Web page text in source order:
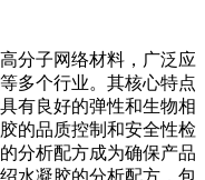
分子网络材料，广泛应
多个行业。其核心特点
有良好的弹性和生物相
的品质控制和安全性检
分析配方成为确保产品